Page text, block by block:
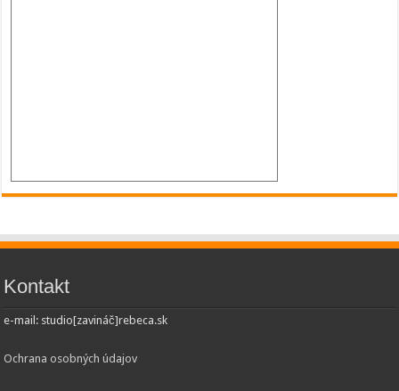
Kontakt
e-mail: studio[zavináč]rebeca.sk
Ochrana osobných údajov